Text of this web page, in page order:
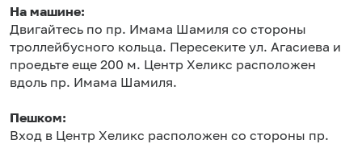
На машине:
Двигайтесь по пр. Имама Шамиля со стороны
троллейбусного кольца. Пересеките ул. Агасиева и
проедьте еще 200 м. Центр Хеликс расположен
вдоль пр. Имама Шамиля.
Пешком:
Вход в Центр Хеликс расположен со стороны пр.